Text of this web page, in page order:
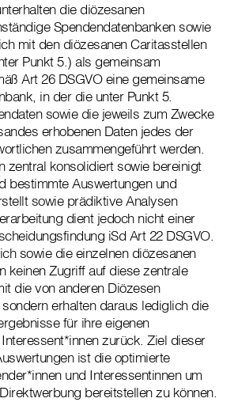
die diözesanen
Spendendatenbanken sowie
mit den diözesanen Caritasstellen
Punkt 5.) als gemeinsam
Art 26 DSGVO eine gemeinsame
in der die unter Punkt 5.
sowie die jeweils zum Zwecke
erhobenen Daten jedes der
zusammengeführt werden.
zentral konsolidiert sowie bereinigt
bestimmte Auswertungen und
sowie prädiktive Analysen
dient jedoch nicht einer
iSd Art 22 DSGVO.
sowie die einzelnen diözesanen
keinen Zugriff auf diese zentrale
die von anderen Diözesen
erhalten daraus lediglich die
für ihre eigenen
zurück. Ziel dieser
ist die optimierte
und Interessentinnen um
bereitstellen zu können.